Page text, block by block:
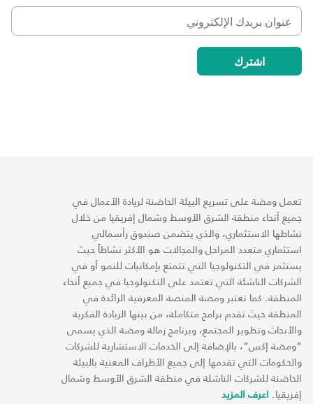
عنوان
بريدك
الإلكتروني
اشترك
تعمل ومضة على تسريع البيئة الحاضنة لريادة الأعمال في
جميع أنحاء منطقة الشرق الأوسط وشمال إفريقيا من خلال
نشاطها الاستثماري، والذي يتضمن صندوق رأسمالي
استثماري متعدد المراحل والمجالات هو الأكثر نشاطاً حيث
يستثمر في التكنولوجيا التي تتمتع بإمكانيات للنمو أو في
الشركات الناشئة التي تعتمد على التكنولوجيا في جميع أنحاء
المنطقة. كما تعتبر ومضة المنصة المعرفية الرائدة في
المنطقة حيث تقدم برامج متكاملة، من بينها الريادة الفكرية
والأبحاث وتطوير المجتمع، وبرنامج زمالة ومضة الذي يسمى
“ومضة إكس“، بالإضافة إلى الخدمات الاستشارية للشركات
والحكومات التي تقدمها إلى جميع الأطراف المعنية بالبيئة
الحاضنة للشركات الناشئة في منطقة الشرق الأوسط وشمال
إفريقيا. اعرف المزيد